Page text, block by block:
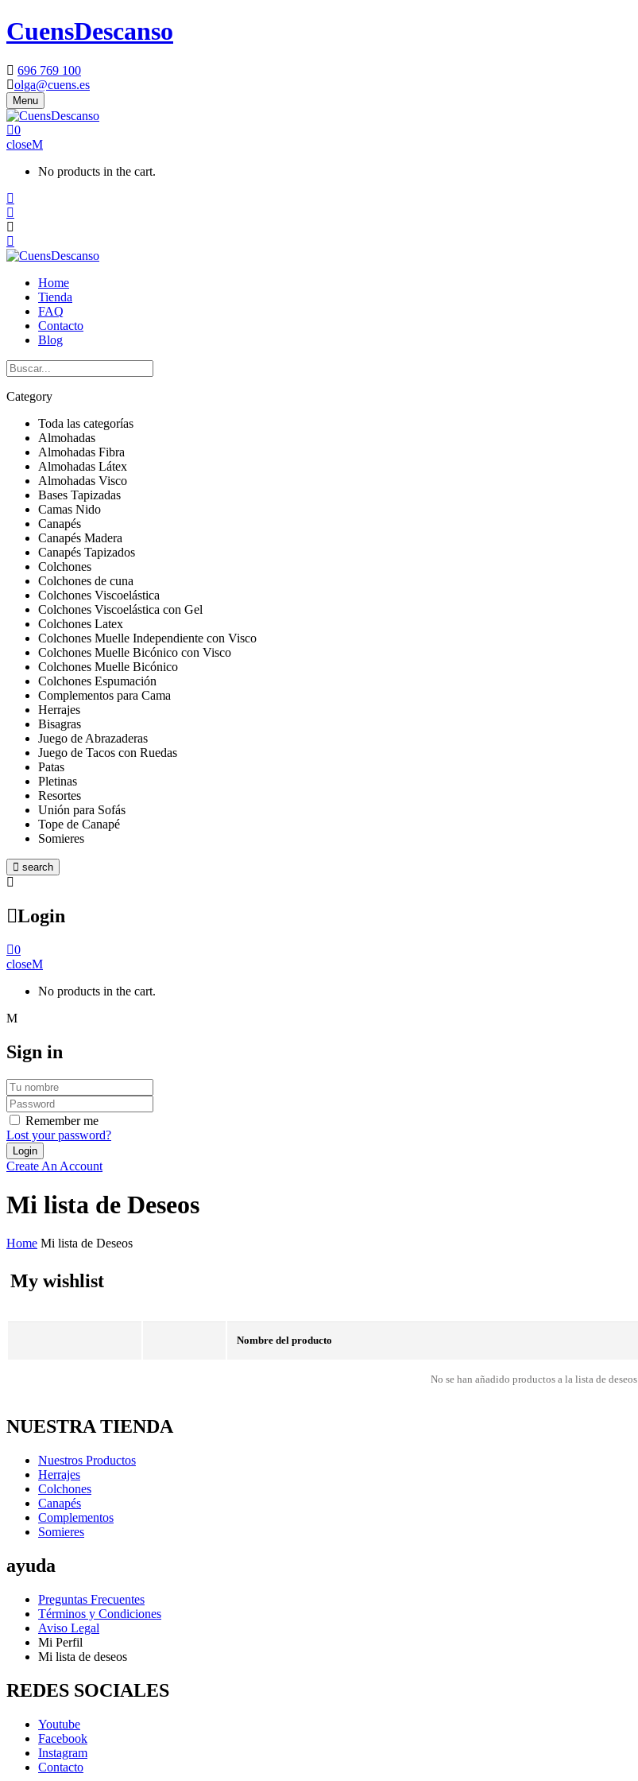
CuensDescanso
696 769 100
olga@cuens.es
Menu
0
close
No products in the cart.
Home
Tienda
FAQ
Contacto
Blog
Category
Toda las categorías
Almohadas
Almohadas Fibra
Almohadas Látex
Almohadas Visco
Bases Tapizadas
Camas Nido
Canapés
Canapés Madera
Canapés Tapizados
Colchones
Colchones de cuna
Colchones Viscoelástica
Colchones Viscoelástica con Gel
Colchones Latex
Colchones Muelle Independiente con Visco
Colchones Muelle Bicónico con Visco
Colchones Muelle Bicónico
Colchones Espumación
Complementos para Cama
Herrajes
Bisagras
Juego de Abrazaderas
Juego de Tacos con Ruedas
Patas
Pletinas
Resortes
Unión para Sofás
Tope de Canapé
Somieres
search
Login
0
close
No products in the cart.
Sign in
Remember me
Lost your password?
Create An Account
Mi lista de Deseos
Home Mi lista de Deseos
My wishlist
Nombre del producto
No se han añadido productos a la lista de deseos
NUESTRA TIENDA
Nuestros Productos
Herrajes
Colchones
Canapés
Complementos
Somieres
ayuda
Preguntas Frecuentes
Términos y Condiciones
Aviso Legal
Mi Perfil
Mi lista de deseos
REDES SOCIALES
Youtube
Facebook
Instagram
Contacto